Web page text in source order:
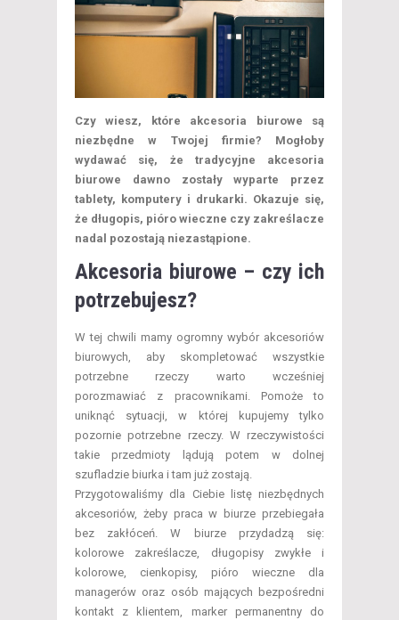
Czy wiesz, które akcesoria biurowe są
niezbędne w Twojej firmie? Mogłoby
wydawać się, że tradycyjne akcesoria
biurowe dawno zostały wyparte przez
tablety, komputery i drukarki. Okazuje się,
że długopis, pióro wieczne czy zakreślacze
nadal pozostają niezastąpione.
Akcesoria biurowe – czy ich
potrzebujesz?
W tej chwili mamy ogromny wybór akcesoriów
biurowych, aby skompletować wszystkie
potrzebne rzeczy warto wcześniej
porozmawiać z pracownikami. Pomoże to
uniknąć sytuacji, w której kupujemy tylko
pozornie potrzebne rzeczy. W rzeczywistości
takie przedmioty lądują potem w dolnej
szufladzie biurka i tam już zostają.
Przygotowaliśmy dla Ciebie listę niezbędnych
akcesoriów, żeby praca w biurze przebiegała
bez zakłóceń. W biurze przydadzą się:
kolorowe zakreślacze, długopisy zwykłe i
kolorowe, cienkopisy, pióro wieczne dla
managerów oraz osób mających bezpośredni
kontakt z klientem, marker permanentny do